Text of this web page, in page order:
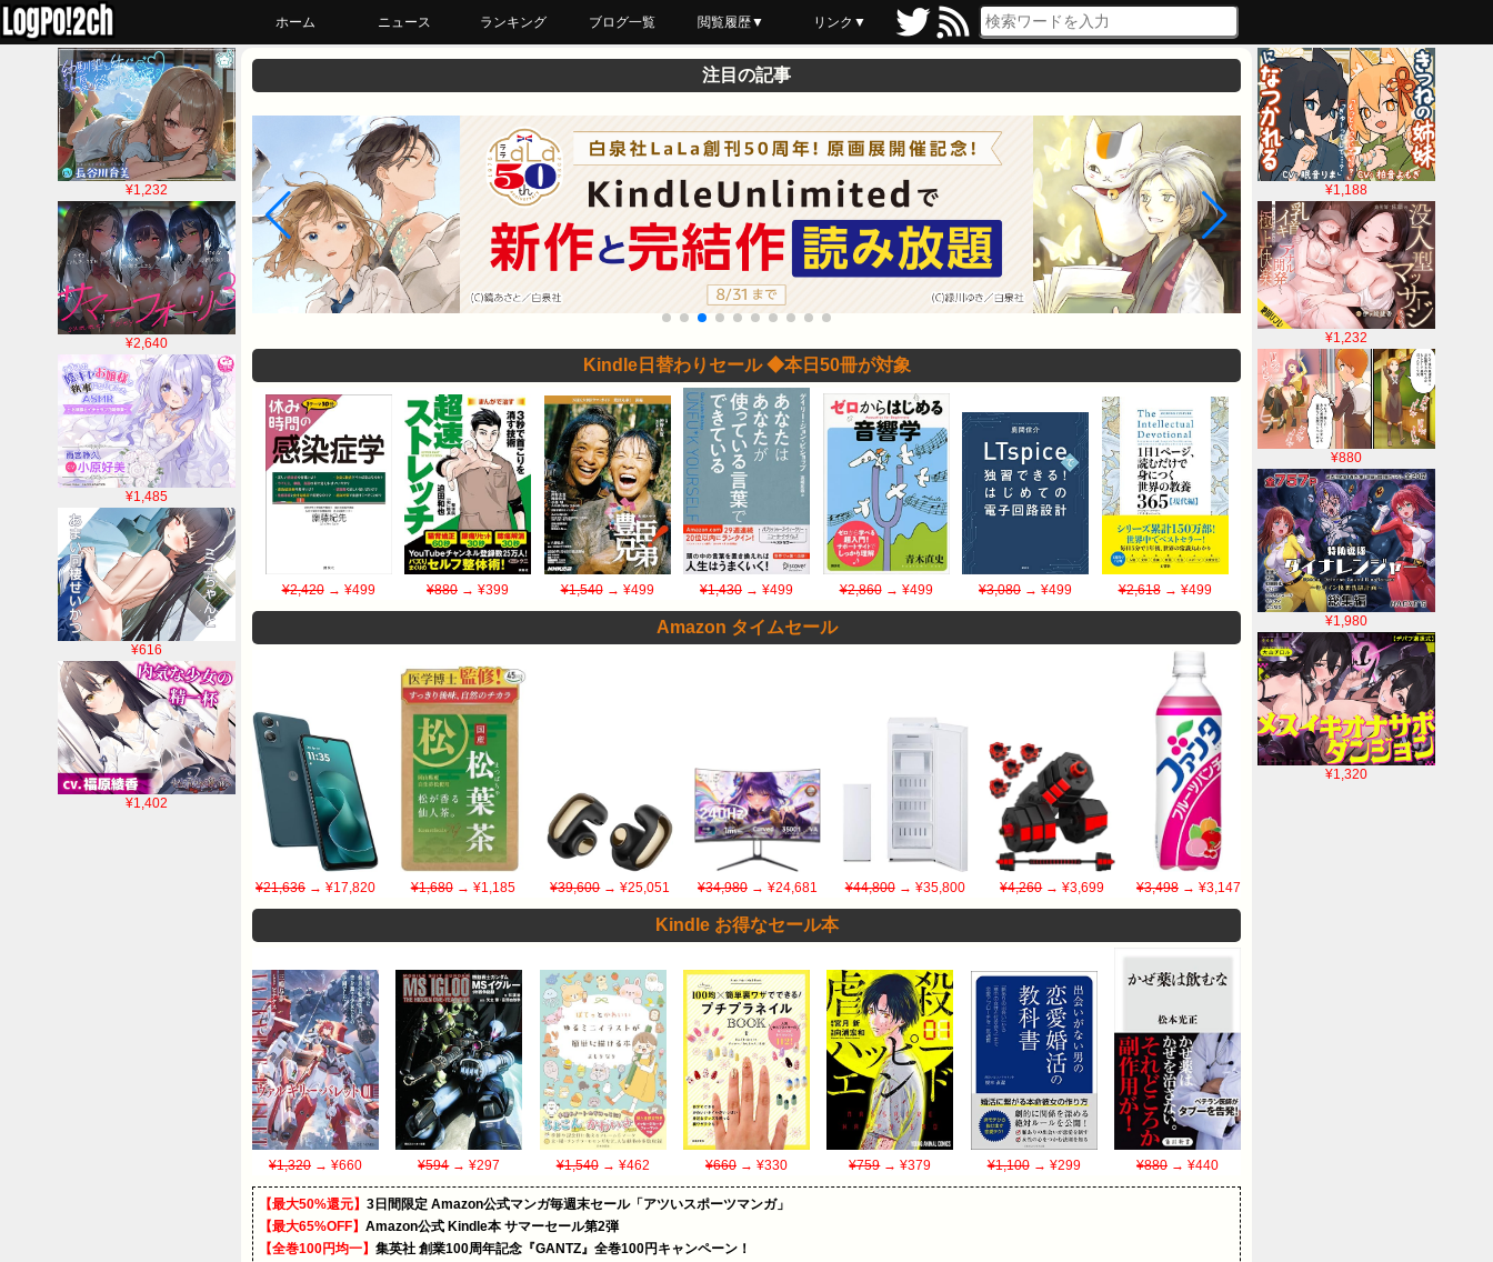
ホーム ニュース ランキング ブログ一覧 閲覧履歴▼
最近読んだ
あとで読む
ブックマーク
リンク▼
¥1,188
¥1,232
¥880
¥1,980
¥1,320
¥1,232
¥2,640
¥1,485
¥616
¥1,402
注目の記事
Kindle日替わりセール ◆本日50冊が対象
¥2,420→ ¥499 ¥880 → ¥399 ¥1,540→ ¥499 ¥1,430 → ¥499 ¥2,860→ ¥499 ¥3,080 → ¥499 ¥2,618→ ¥499
Amazon タイムセール
¥21,636 → ¥17,820 ¥1,680→ ¥1,185 ¥39,600→ ¥25,051 ¥34,980→ ¥24,681 ¥44,800→ ¥35,800 ¥4,260→ ¥3,699 ¥3,498→ ¥3,147
Kindle お得なセール本
¥1,320 → ¥660 ¥594→ ¥297 ¥1,540→ ¥462 ¥660→ ¥330 ¥759→ ¥379 ¥1,100→ ¥299 ¥880→ ¥440
【最大50%還元】 3日間限定 Amazon公式マンガ毎週末セール「アツいスポーツマンガ」
【最大65%OFF】 Amazon公式 Kindle本 サマーセール第2弾
【全巻100円均一】 集英社 創業100周年記念『GANTZ』全巻100円キャンペーン！